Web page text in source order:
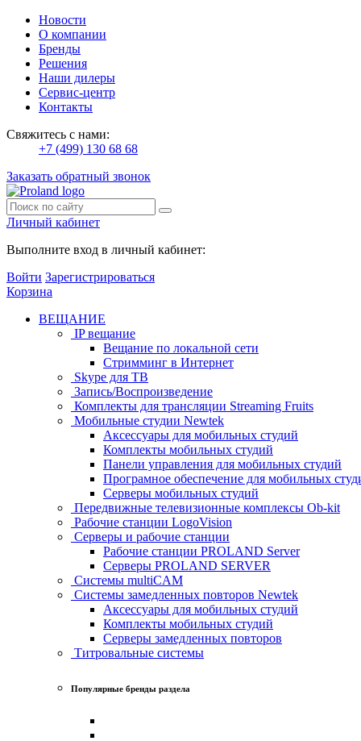
Новости
О компании
Бренды
Решения
Наши дилеры
Сервис-центр
Контакты
Свяжитесь с нами:
+7 (499) 130 68 68
Заказать обратный звонок
Личный кабинет
Выполните вход в личный кабинет:
Войти Зарегистрироваться
Корзина
ВЕЩАНИЕ
IP вещание
Вещание по локальной сети
Стримминг в Интернет
Skype для ТВ
Запись/Воспроизведение
Комплекты для трансляции Streaming Fruits
Мобильные студии Newtek
Аксессуары для мобильных студий
Комплекты мобильных студий
Панели управления для мобильных студий
Програмное обеспечение для мобильных
Серверы мобильных студий
Передвижные телевизионные комплексы Ob-kit
Рабочие станции LogoVision
Серверы и рабочие станции
Рабочие станции PROLAND Server
Серверы PROLAND SERVER
Системы multiCAM
Системы замедленных повторов Newtek
Аксессуары для мобильных студий
Комплекты мобильных студий
Серверы замедленных повторов
Титровальные системы
Популярные бренды раздела